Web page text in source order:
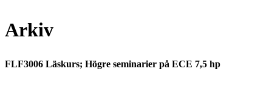
Arkiv
FLF3006 Läskurs; Högre seminarier på ECE 7,5 hp